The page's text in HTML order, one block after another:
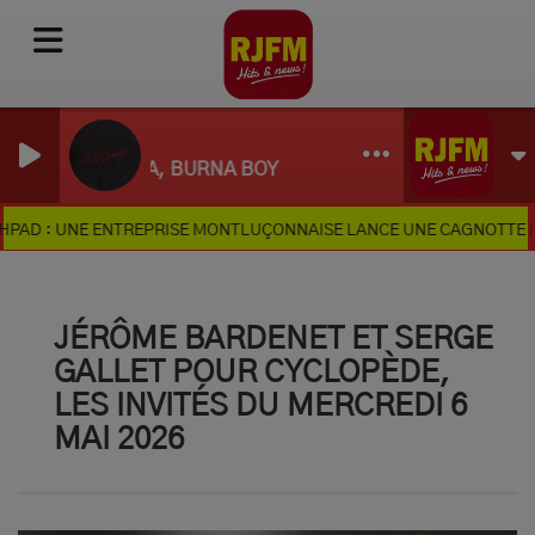
Dai Dai
SHAKIRA, BURNA BOY
ENTREPRISE MONTLUÇONNAISE LANCE UNE CAGNOTTE EN
JÉRÔME BARDENET ET SERGE
GALLET POUR CYCLOPÈDE,
LES INVITÉS DU MERCREDI 6
MAI 2026